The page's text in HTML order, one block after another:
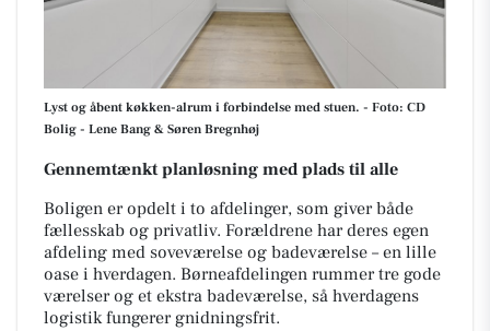
Lyst og åbent køkken-alrum i forbindelse med stuen. - Foto: CD
Bolig - Lene Bang & Søren Bregnhøj
Gennemtænkt planløsning med plads til alle
Boligen er opdelt i to afdelinger, som giver både
fællesskab og privatliv. Forældrene har deres egen
afdeling med soveværelse og badeværelse – en lille
oase i hverdagen. Børneafdelingen rummer tre gode
værelser og et ekstra badeværelse, så hverdagens
logistik fungerer gnidningsfrit.